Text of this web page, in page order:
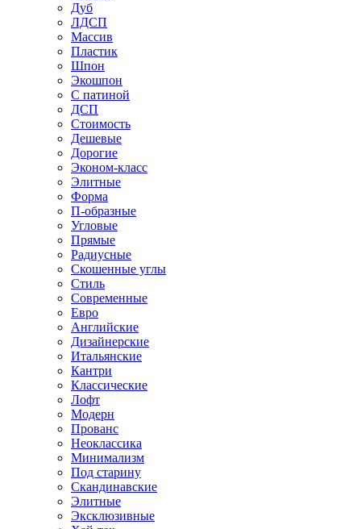
Дуб
ЛДСП
Массив
Пластик
Шпон
Экошпон
С патиной
ДСП
Стоимость
Дешевые
Дорогие
Эконом-класс
Элитные
Форма
П-образные
Угловые
Прямые
Радиусные
Скошенные углы
Стиль
Современные
Евро
Английские
Дизайнерские
Итальянские
Кантри
Классические
Лофт
Модерн
Прованс
Неоклассика
Минимализм
Под старину
Скандинавские
Элитные
Эксклюзивные